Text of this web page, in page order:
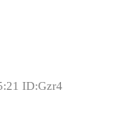
ID:Gzr4